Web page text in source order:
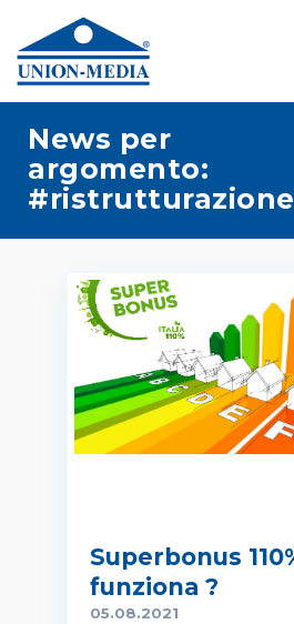
News per
argomento:
Superbonus
funziona ?
05.08.2021